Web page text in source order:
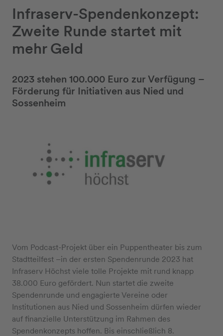
Infraserv-Spendenkonzept:
Zweite Runde startet mit
mehr Geld
2023 stehen 100.000 Euro zur Verfügung –
Förderung für Initiativen aus Nied und
Sossenheim
Vom Podcast-Projekt über ein Puppentheater bis zum
Stadtteilfest –in der ersten Spendenrunde 2023 hat
Infraserv Höchst viele tolle Projekte mit rund knapp
38.000 Euro gefördert. Nun startet die zweite
Spendenrunde und engagierte Vereine oder
Institutionen aus Nied und Sossenheim dürfen wieder
auf finanzielle Unterstützung im Rahmen des
Spendenkonzepts hoffen. Bis einschließlich 8.